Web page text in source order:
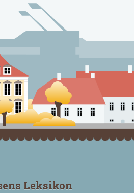
Leksikon